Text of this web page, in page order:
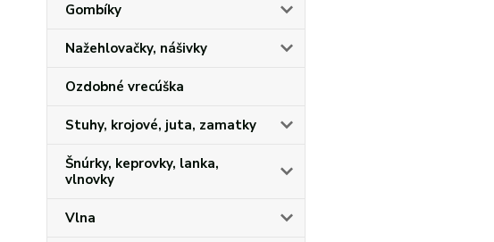
Gombíky
Nažehlovačky, nášivky
Ozdobné vrecúška
Stuhy, krojové, juta, zamatky
Šnúrky, keprovky, lanka,
vlnovky
Vlna